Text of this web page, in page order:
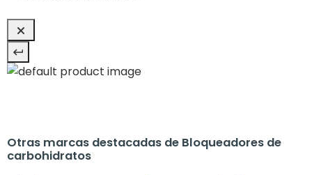
Otras marcas destacadas de Bloqueadores de
carbohidratos